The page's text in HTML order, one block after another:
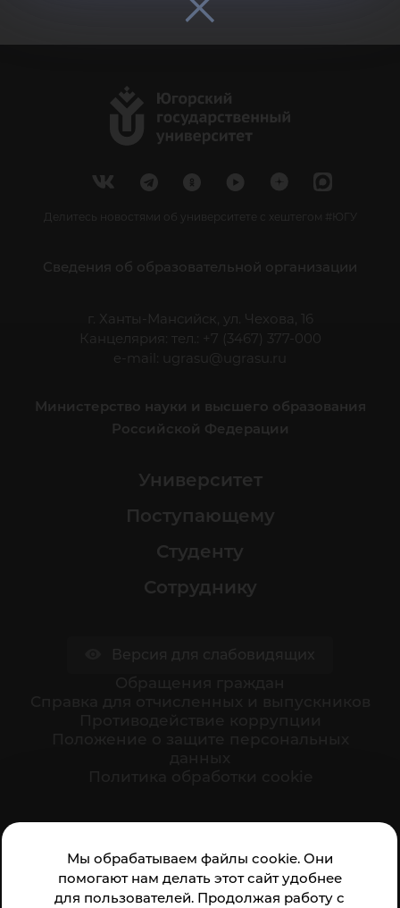
Мы обрабатываем файлы cookie. Они
помогают нам делать этот сайт удобнее
для пользователей. Продолжая работу с
Делитесь новостями об университете с хештегом #ЮГУ
Сведения об образовательной организации
г. Ханты-Мансийск, ул. Чехова, 16
Канцелярия: тел.: +7 (3467) 377-000
e-mail:
ugrasu@ugrasu.ru
Министерство науки и высшего образования
Российской Федерации
Университет
Поступающему
Студенту
Сотруднику
организации: